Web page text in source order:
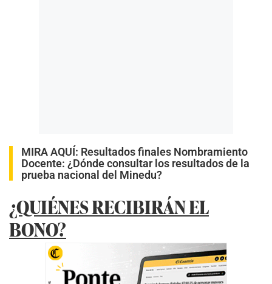
MIRA AQUÍ: Resultados finales Nombramiento
Docente: ¿Dónde consultar los resultados de la
prueba nacional del Minedu?
¿QUIÉNES RECIBIRÁN EL
BONO?